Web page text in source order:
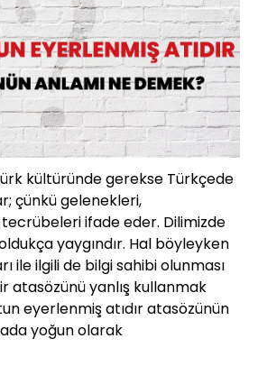
kültüründe gerekse Türkçede
çünkü gelenekleri,
tecrübeleri ifade eder. Dilimizde
yaygındır. Hal böyleyken
ile ilgili de bilgi sahibi olunması
atasözünü yanlış kullanmak
eyerlenmiş atıdır atasözünün
yoğun olarak